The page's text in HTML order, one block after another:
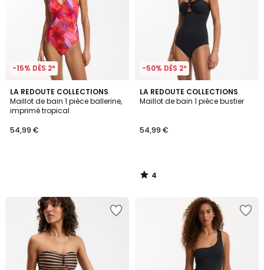
-15% DÈS 2*
LA REDOUTE COLLECTIONS
Maillot de bain 1 pièce ballerine,
imprimé tropical
54,99 €
-50% DÈS 2*
LA REDOUTE COLLECTIONS
Maillot de bain 1 pièce bustier
54,99 €
4
/
4
/